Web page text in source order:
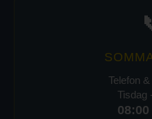
Telefon
Tisdag